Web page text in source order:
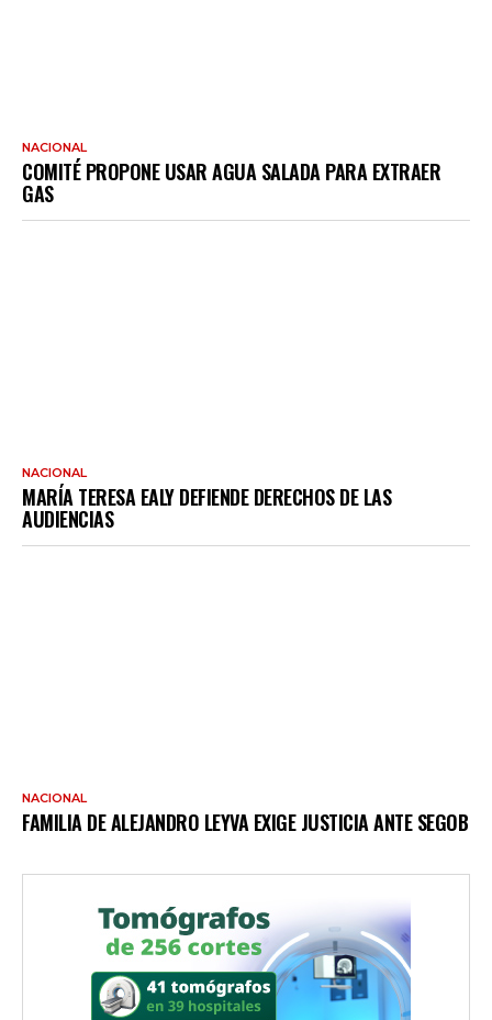
NACIONAL
COMITÉ PROPONE USAR AGUA SALADA PARA EXTRAER
GAS
NACIONAL
MARÍA TERESA EALY DEFIENDE DERECHOS DE LAS
AUDIENCIAS
NACIONAL
FAMILIA DE ALEJANDRO LEYVA EXIGE JUSTICIA ANTE SEGOB